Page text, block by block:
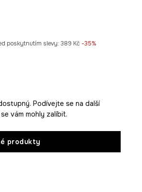
poskytnutím slevy: 389 Kč -35%
Podívejte se na další
vám mohly zalíbit.
produkty